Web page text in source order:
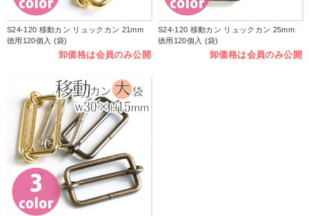
S24-120 移動カン リュックカン 21mm
徳用120個入 (袋)
卸価格は会員のみ公開
S24-120 移動カン リュックカン 25mm
徳用120個入 (袋)
卸価格は会員のみ公開